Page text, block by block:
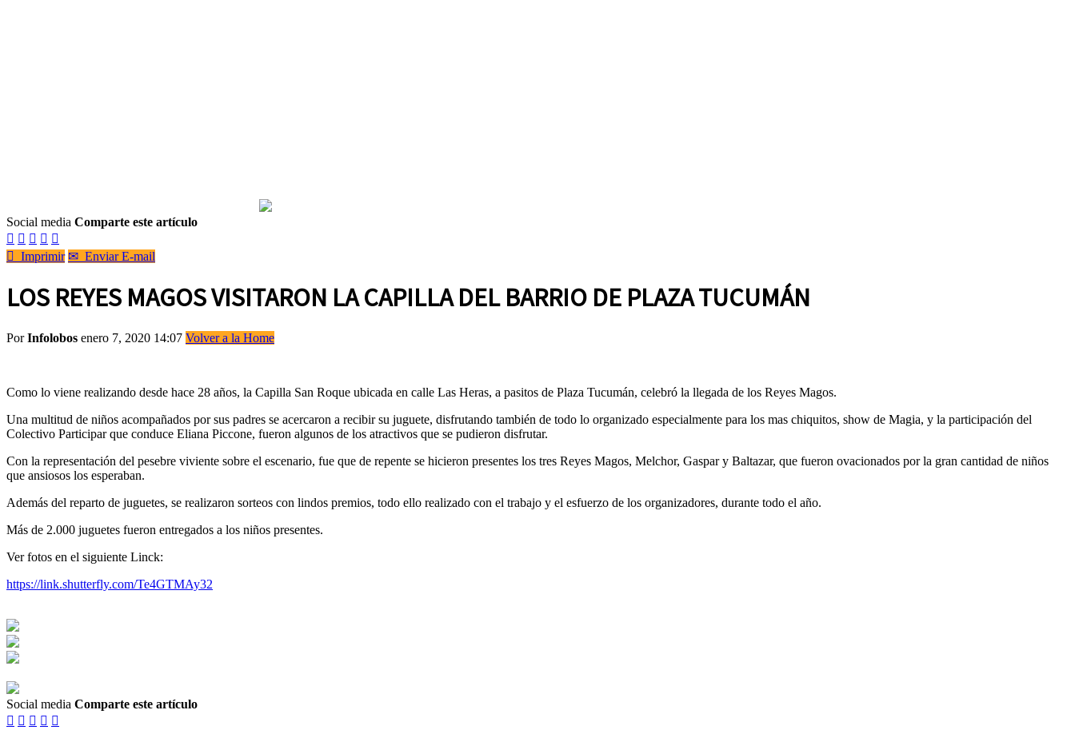
Social media Comparte este artículo
    
 Imprimir ✉ Enviar E-mail
LOS REYES MAGOS VISITARON LA CAPILLA DEL BARRIO DE PLAZA TUCUMÁN
PorInfolobos enero 7, 2020 14:07 Volver a la Home
Como lo viene realizando desde hace 28 años, la Capilla San Roque ubicada en calle Las Heras, a pasitos de Plaza Tucumán, celebró la llegada de los Reyes Magos.
Una multitud de niños acompañados por sus padres se acercaron a recibir su juguete, disfrutando también de todo lo organizado especialmente para los mas chiquitos, show de Magia, y la participación del
Colectivo Participar que conduce Eliana Piccone, fueron algunos de los atractivos que se pudieron disfrutar.
Con la representación del pesebre viviente sobre el escenario, fue que de repente se hicieron presentes los tres Reyes Magos, Melchor, Gaspar y Baltazar, que fueron ovacionados por la gran cantidad de niños
que ansiosos los esperaban.
Además del reparto de juguetes, se realizaron sorteos con lindos premios, todo ello realizado con el trabajo y el esfuerzo de los organizadores, durante todo el año.
Más de 2.000 juguetes fueron entregados a los niños presentes.
Ver fotos en el siguiente Linck:
https://link.shutterfly.com/Te4GTMAy32
Social media Comparte este artículo
    